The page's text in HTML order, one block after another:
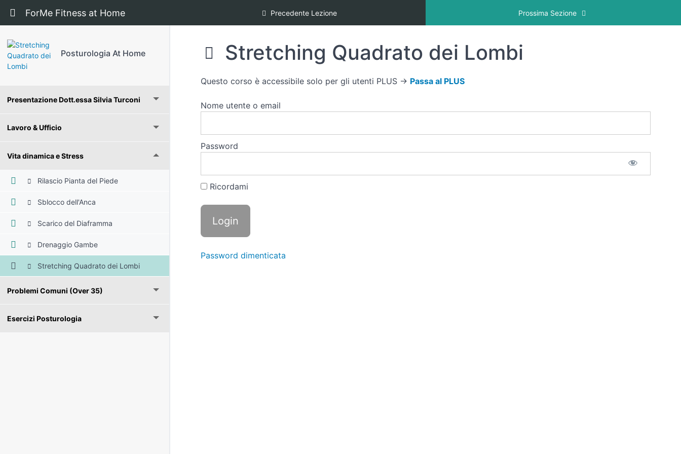
Ritorna a corso: Posturologia At Home
ForMe Fitness at Home Precedente Lezione Prossima Sezione
Posturologia At Home
Presentazione Dott.essa Silvia Turconi
Lavoro & Ufficio
Vita dinamica e Stress
Rilascio Pianta del Piede
Sblocco dell'Anca
Scarico del Diaframma
Drenaggio Gambe
Stretching Quadrato dei Lombi
Problemi Comuni (Over 35)
Esercizi Posturologia
Stretching Quadrato dei Lombi
Questo corso è accessibile solo per gli utenti PLUS → Passa al PLUS
Nome utente o email
Password
Ricordami
Password dimenticata